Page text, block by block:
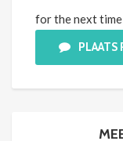
for the next time
PLAATS